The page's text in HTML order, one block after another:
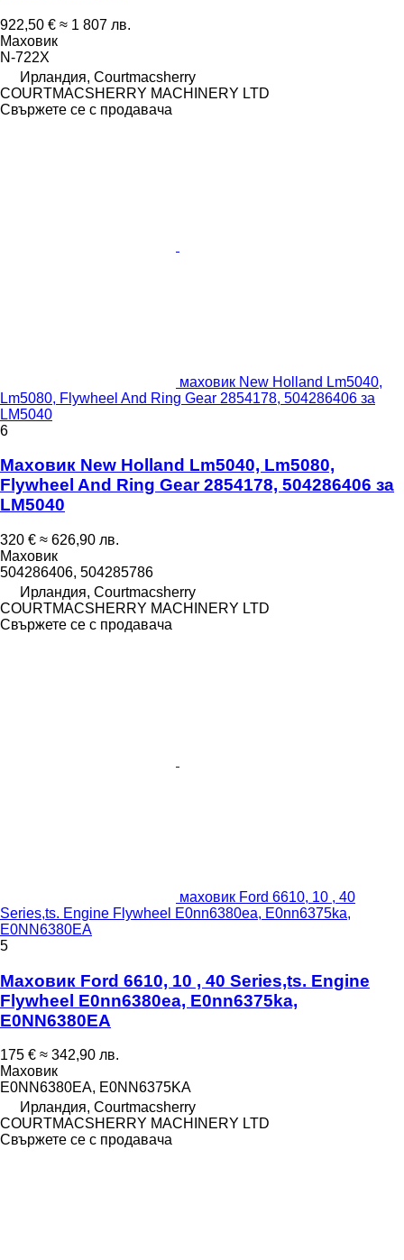
922,50 € ≈ 1 807 лв.
Маховик
N-722X
Ирландия, Courtmacsherry
COURTMACSHERRY MACHINERY LTD
Свържете се с продавача
маховик New Holland Lm5040,
Lm5080, Flywheel And Ring Gear 2854178, 504286406 за
LM5040
6
Маховик New Holland Lm5040, Lm5080,
Flywheel And Ring Gear 2854178, 504286406 за
LM5040
320 € ≈ 626,90 лв.
Маховик
504286406, 504285786
Ирландия, Courtmacsherry
COURTMACSHERRY MACHINERY LTD
Свържете се с продавача
маховик Ford 6610, 10 , 40
Series,ts. Engine Flywheel E0nn6380ea, E0nn6375ka,
E0NN6380EA
5
Маховик Ford 6610, 10 , 40 Series,ts. Engine
Flywheel E0nn6380ea, E0nn6375ka,
E0NN6380EA
175 € ≈ 342,90 лв.
Маховик
E0NN6380EA, E0NN6375KA
Ирландия, Courtmacsherry
COURTMACSHERRY MACHINERY LTD
Свържете се с продавача